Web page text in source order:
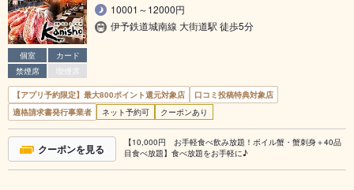
個室
カード
禁煙席
喫煙席
10001～12000円
伊予鉄道城南線 大街道駅 徒歩5分
【アプリ予約限定】最大800ポイント還元対象店
口コミ投稿特典対象店
適格請求書発行事業者
ネット予約可 クーポンあり
クーポンを見る
【10,000円 お手軽食べ飲み放題！ボイル蟹・蟹刺身＋40品
目食べ放題】食べ放題をお手軽に♪